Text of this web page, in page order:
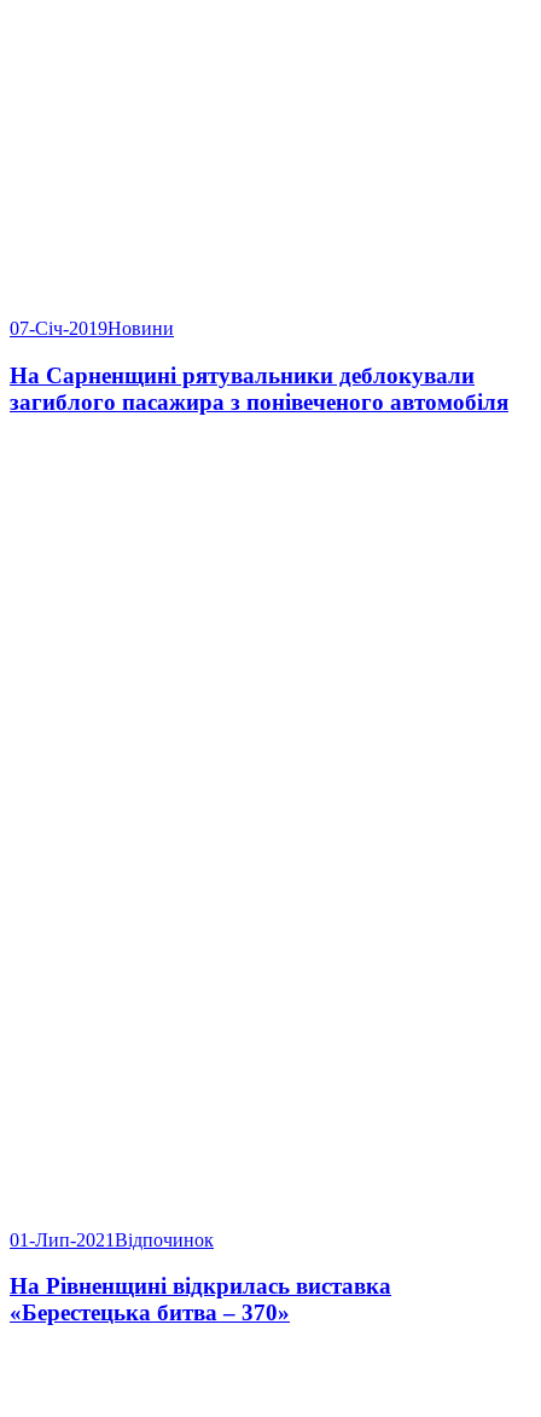
07-Січ-2019Новини
На Сарненщині рятувальники деблокували
загиблого пасажира з понівеченого автомобіля
01-Лип-2021Відпочинок
На Рівненщині відкрилась виставка
«Берестецька битва – 370»